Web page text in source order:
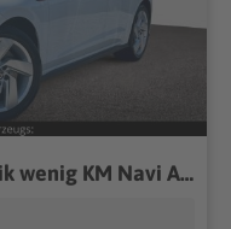
VW Golf GTI VIII 2.0 Automatik wenig KM Navi ACC Kamera PDC